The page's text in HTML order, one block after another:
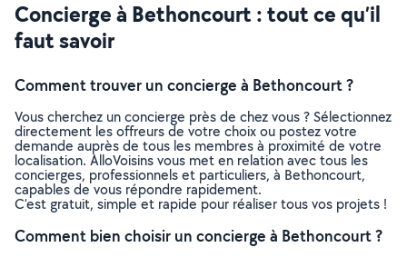
Concierge à Bethoncourt : tout ce qu’il
faut savoir
Comment trouver un concierge à Bethoncourt ?
Vous cherchez un concierge près de chez vous ? Sélectionnez
directement les offreurs de votre choix ou postez votre
demande auprès de tous les membres à proximité de votre
localisation. AlloVoisins vous met en relation avec tous les
concierges, professionnels et particuliers, à Bethoncourt,
capables de vous répondre rapidement.
C’est gratuit, simple et rapide pour réaliser tous vos projets !
Comment bien choisir un concierge à Bethoncourt ?